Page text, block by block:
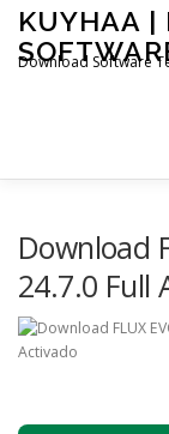
Skip
content
KUYHAA |
Download Software
Download
24.7.0 Full